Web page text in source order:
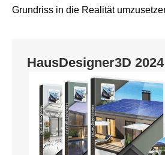
Grundriss in die Realität
HausDesigner3D 2024